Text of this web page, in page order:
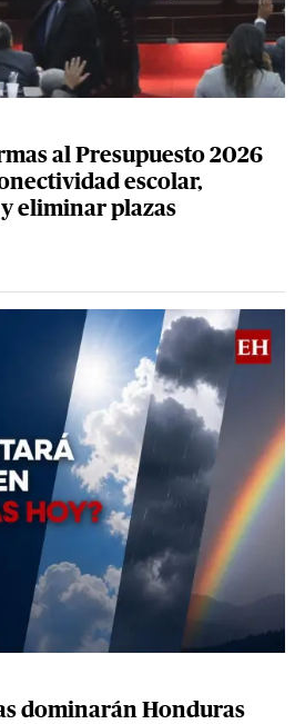
al Presupuesto 2026
escolar,
eliminar plazas
dominarán Honduras